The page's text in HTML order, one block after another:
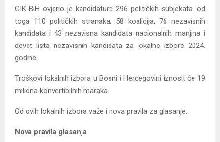
CIK BiH ovjerio je kandidature 296 političkih subjekata, od
toga 110 političkih stranaka, 58 koalicija, 76 nezavisnih
kandidata i 43 nezavisna kandidata nacionalnih manjina i
devet lista nezavisnih kandidata za lokalne izbore 2024.
godine.
Troškovi lokalnih izbora u Bosni i Hercegovini iznosit će 19
miliona konvertibilnih maraka.
Od ovih lokalnih izbora važe i nova pravila za glasanje.
Nova pravila glasanja